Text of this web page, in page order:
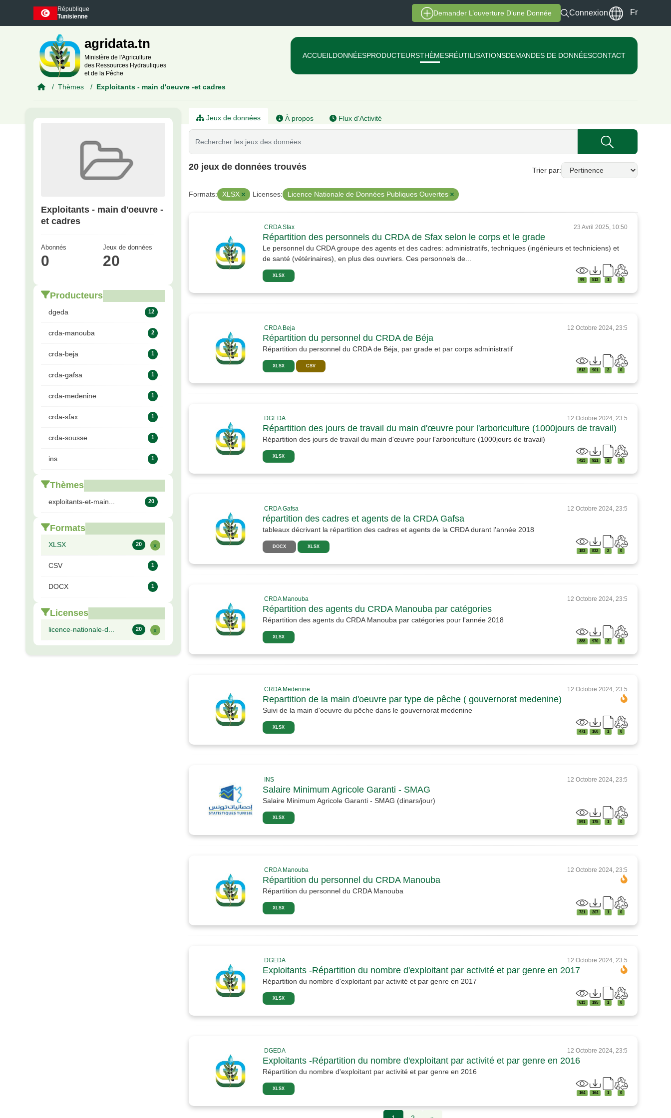
Skip to main content
République
Tunisienne
Demander L’ouverture D’une Donnée Connexion Fr
agridata.tn
Ministère de l'Agriculture
des Ressources Hydrauliques
et de la Pêche
ACCUEIL DONNÉESPRODUCTEURSTHÈMESRÉUTILISATIONSDEMANDES DE DONNÉESCONTACT
Thèmes Exploitants - main d'oeuvre -et cadres
Exploitants - main d'oeuvre -
et cadres
Abonnés
0
Jeux de données
20
Producteurs
dgeda 12
crda-manouba 2
crda-beja 1
crda-gafsa 1
crda-medenine 1
crda-sfax 1
crda-sousse 1
ins 1
Thèmes
exploitants-et-main... 20
Formats
XLSX 20 x
CSV 1
DOCX 1
Licenses
licence-nationale-d... 20 x
Jeux de données À propos Flux d'Activité
Trier par
20 jeux de données trouvés
Formats: XLSX Licenses: Licence Nationale de Données Publiques Ouvertes
CRDA Sfax 23 Avril 2025, 10:50
Répartition des personnels du CRDA de Sfax selon le corps et le grade
Le personnel du CRDA groupe des agents et des cadres: administratifs, techniques (ingénieurs et techniciens) et
de santé (vétérinaires), en plus des ouvriers. Ces personnels de...
XLSX
99 513 1 0
CRDA Beja 12 Octobre 2024, 23:5
Répartition du personnel du CRDA de Béja
Répartition du personnel du CRDA de Béja, par grade et par corps administratif
XLSX CSV
512 901 2 0
DGEDA 12 Octobre 2024, 23:5
Répartition des jours de travail du main d'œuvre pour l'arboriculture (1000jours de travail)
Répartition des jours de travail du main d'œuvre pour l'arboriculture (1000jours de travail)
XLSX
423 921 2 0
CRDA Gafsa 12 Octobre 2024, 23:5
répartition des cadres et agents de la CRDA Gafsa
tableaux décrivant la répartition des cadres et agents de la CRDA durant l'année 2018
DOCX XLSX
183 832 2 0
CRDA Manouba 12 Octobre 2024, 23:5
Répartition des agents du CRDA Manouba par catégories
Répartition des agents du CRDA Manouba par catégories pour l'année 2018
XLSX
388 970 2 0
CRDA Medenine 12 Octobre 2024, 23:5
Repartition de la main d'oeuvre par type de pêche ( gouvernorat medenine)
Suivi de la main d'oeuvre du pêche dans le gouvernorat medenine
XLSX
471 160 1 0
INS 12 Octobre 2024, 23:5
Salaire Minimum Agricole Garanti - SMAG
Salaire Minimum Agricole Garanti - SMAG (dinars/jour)
XLSX
591 175 1 0
CRDA Manouba 12 Octobre 2024, 23:5
Répartition du personnel du CRDA Manouba
Répartition du personnel du CRDA Manouba
XLSX
721 207 1 0
DGEDA 12 Octobre 2024, 23:5
Exploitants -Répartition du nombre d'exploitant par activité et par genre en 2017
Répartition du nombre d'exploitant par activité et par genre en 2017
XLSX
613 195 1 0
DGEDA 12 Octobre 2024, 23:5
Exploitants -Répartition du nombre d'exploitant par activité et par genre en 2016
Répartition du nombre d'exploitant par activité et par genre en 2016
XLSX
164 164 1 0